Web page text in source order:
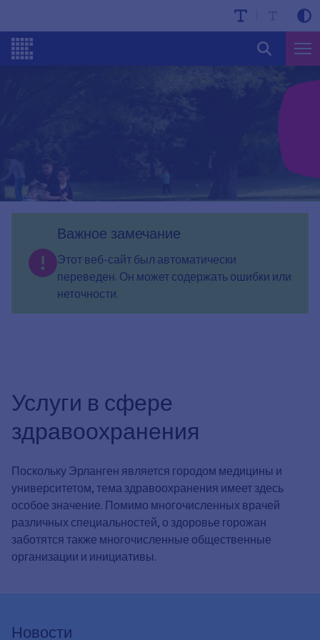
Важное замечание
Этот веб-сайт был автоматически
переведен. Он может содержать ошибки или
неточности.
Услуги в сфере
здравоохранения
Поскольку Эрланген является городом медицины и
университетом, тема здравоохранения имеет здесь
особое значение. Помимо многочисленных врачей
различных специальностей, о здоровье горожан
заботятся также многочисленные общественные
организации и инициативы.
Новости